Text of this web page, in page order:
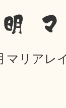
マ
マリアレ